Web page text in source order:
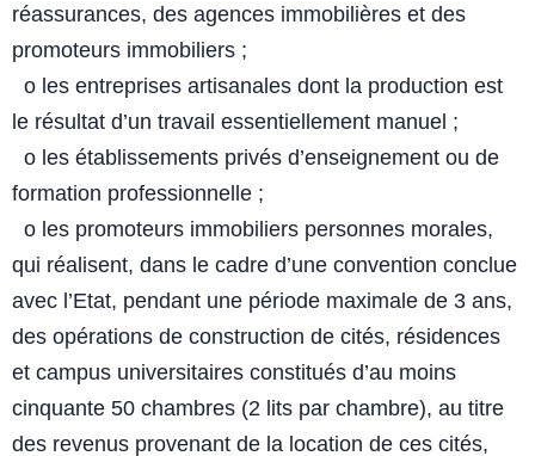
réassurances, des agences immobilières et des
promoteurs immobiliers ;
o les entreprises artisanales dont la production est
le résultat d’un travail essentiellement manuel ;
o les établissements privés d’enseignement ou de
formation professionnelle ;
o les promoteurs immobiliers personnes morales,
qui réalisent, dans le cadre d’une convention conclue
avec l’Etat, pendant une période maximale de 3 ans,
des opérations de construction de cités, résidences
et campus universitaires constitués d’au moins
cinquante 50 chambres (2 lits par chambre), au titre
des revenus provenant de la location de ces cités,